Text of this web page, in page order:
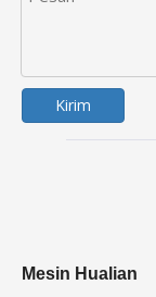
Kirim
Mesin Hualian